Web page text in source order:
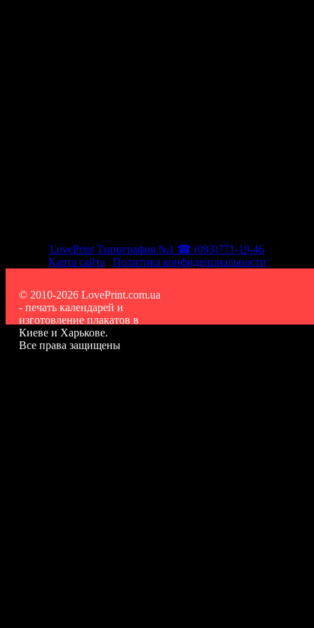
LovePrint Типография №1 ☎ (093)771-19-46
Карта сайта
Политика конфиденциальности
© 2010-2026 LovePrint.com.ua
- печать календарей и
изготовление плакатов в
Киеве и Харькове.
Все права защищены